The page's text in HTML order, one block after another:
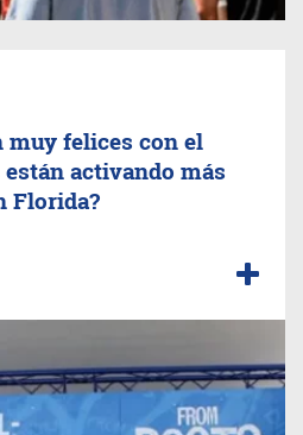
muy felices con el
activando más
Florida?